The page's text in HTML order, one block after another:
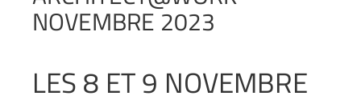
NOVEMBRE 2023
LES 8 ET 9 NOVEMBRE